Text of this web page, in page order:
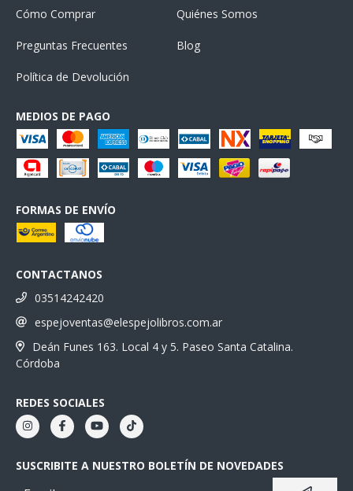
Cómo Comprar Quiénes Somos
Preguntas Frecuentes Blog
Política de Devolución
MEDIOS DE PAGO
FORMAS DE ENVÍO
CONTACTANOS
03514242420
espejoventas@elespejolibros.com.ar
Deán Funes 163. Local 4 y 5. Paseo Santa Catalina.
Córdoba
REDES SOCIALES
SUSCRIBITE A NUESTRO BOLETÍN DE NOVEDADES